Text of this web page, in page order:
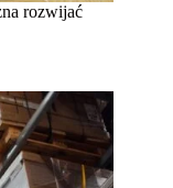
rozwijać